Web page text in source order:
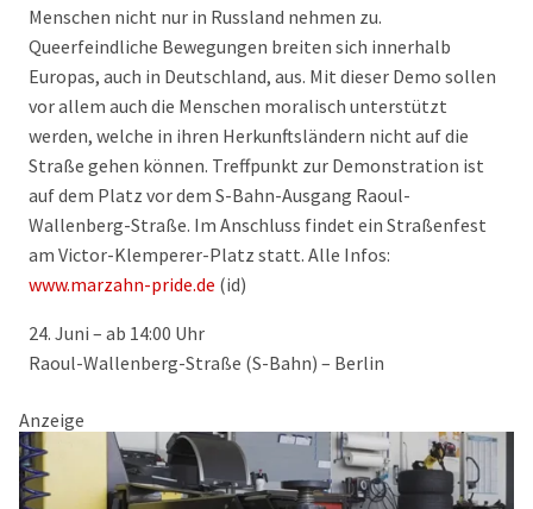
Menschen nicht nur in Russland nehmen zu.
Queerfeindliche Bewegungen breiten sich innerhalb
Europas, auch in Deutschland, aus. Mit dieser Demo sollen
vor allem auch die Menschen moralisch unterstützt
werden, welche in ihren Herkunftsländern nicht auf die
Straße gehen können. Treffpunkt zur Demonstration ist
auf dem Platz vor dem S-Bahn-Ausgang Raoul-
Wallenberg-Straße. Im Anschluss findet ein Straßenfest
am Victor-Klemperer-Platz statt. Alle Infos:
www.marzahn-pride.de (id)
24. Juni – ab 14:00 Uhr
Raoul-Wallenberg-Straße (S-Bahn) – Berlin
Anzeige